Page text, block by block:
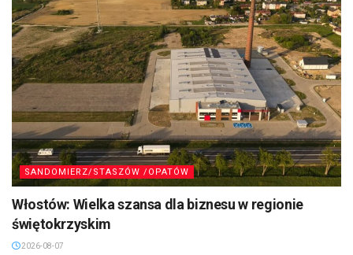
SANDOMIERZ/STASZÓW /OPATÓW
Włostów: Wielka szansa dla biznesu w regionie
świętokrzyskim
2026-08-07